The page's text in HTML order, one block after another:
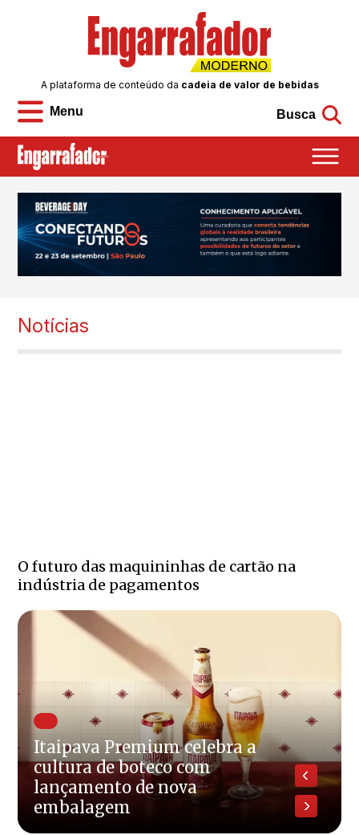
Menu
A plataforma de conteúdo da cadeia de valor de bebidas
Busca
Notícias
O futuro das maquininhas de cartão na
indústria de pagamentos
Itaipava Premium celebra a
cultura de boteco com
lançamento de nova
embalagem